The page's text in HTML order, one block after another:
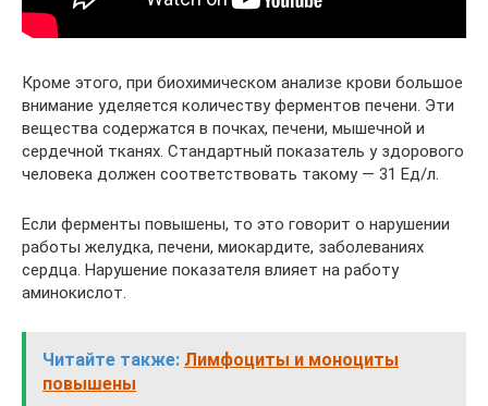
Кроме этого, при биохимическом анализе крови большое
внимание уделяется количеству ферментов печени. Эти
вещества содержатся в почках, печени, мышечной и
сердечной тканях. Стандартный показатель у здорового
человека должен соответствовать такому — 31 Ед/л.
Если ферменты повышены, то это говорит о нарушении
работы желудка, печени, миокардите, заболеваниях
сердца. Нарушение показателя влияет на работу
аминокислот.
Читайте также: Лимфоциты и моноциты
повышены